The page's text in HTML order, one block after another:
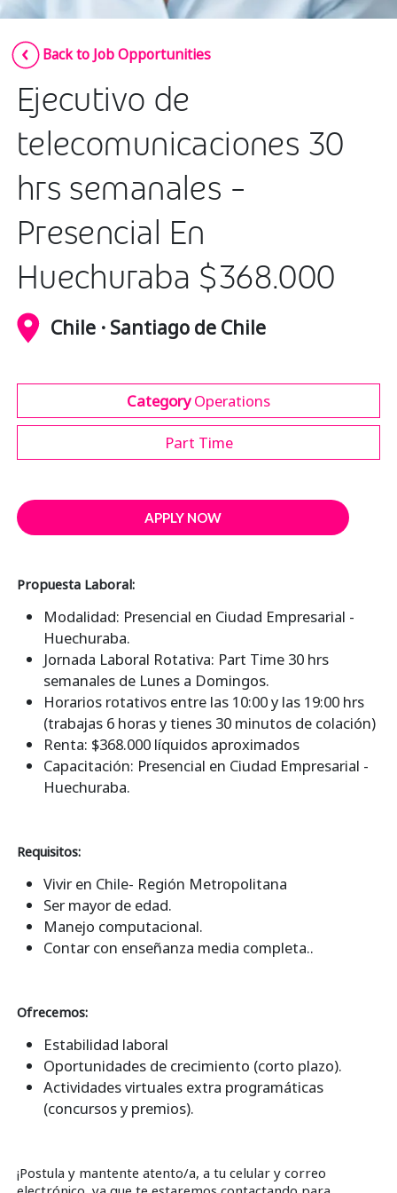
Smartshoring
Work-from-home solution
Insurance
Media
Retail and e-commerce
Technology
Back to Job Opportunities
Ejecutivo de
telecomunicaciones 30
hrs semanales -
Presencial En
Huechuraba $368.000
Chile · Santiago de Chile
CategoryOperations
Part Time
APPLY NOW
Propuesta Laboral:
Modalidad: Presencial en Ciudad Empresarial -
Huechuraba.
Jornada Laboral Rotativa: Part Time 30 hrs
semanales de Lunes a Domingos.
Horarios rotativos entre las 10:00 y las 19:00 hrs
(trabajas 6 horas y tienes 30 minutos de colación)
Renta: $368.000 líquidos aproximados
Capacitación: Presencial en Ciudad Empresarial -
Huechuraba.
Requisitos:
Vivir en Chile- Región Metropolitana
Ser mayor de edad.
Manejo computacional.
Contar con enseñanza media completa..
Ofrecemos:
Estabilidad laboral
Oportunidades de crecimiento (corto plazo).
Actividades virtuales extra programáticas
(concursos y premios).
¡Postula y mantente atento/a, a tu celular y correo